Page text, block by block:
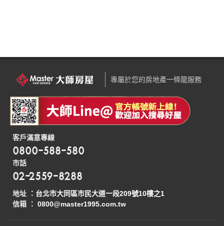
專屬於您的房地產一條龍服務
客戶滿意專線
0800-588-580
市話
02-2559-8288
地址 ： 台北市大同區市民大道一段209號10樓之1
信箱 ： 0800@master1995.com.tw